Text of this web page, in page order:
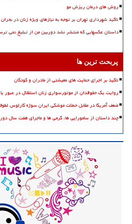
روش های درمان ریزش مو
تاکید شهرداری تهران بر توجه به نیازهای ویژه زنان در
داستان عکسهایی که منتشر نشد دوربین من از تبلیغ نمی
پربحث ترین ها
تاکید بر اجرای حمایت های معیشتی از مادران و کودکان
روایت یک حقوقدان از موتورسواری زنان استقلال در عبور
ضعف آمریکا در مقابل حملات موشکی ایران سوژه کارلوس
چند داستان از سامورایی ها، گرمی ها و ماجرای هفت سال